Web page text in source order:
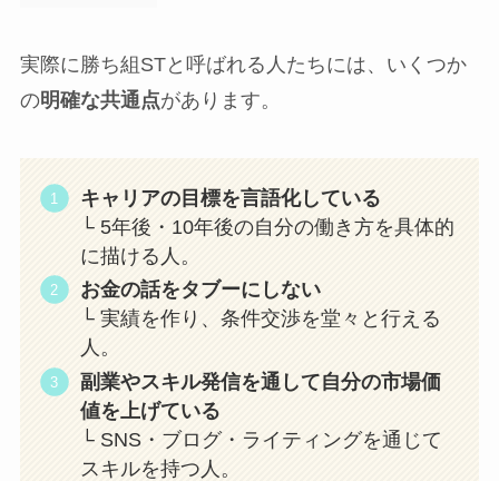
実際に勝ち組STと呼ばれる人たちには、いくつか
の明確な共通点があります。
キャリアの目標を言語化している
└ 5年後・10年後の自分の働き方を具体的
に描ける人。
お金の話をタブーにしない
└ 実績を作り、条件交渉を堂々と行える
人。
副業やスキル発信を通して自分の市場価
値を上げている
└ SNS・ブログ・ライティングを通じて
スキルを持つ人。